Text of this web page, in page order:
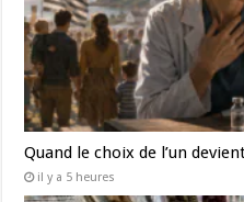
Quand le choix de l’un
il y a 5 heures